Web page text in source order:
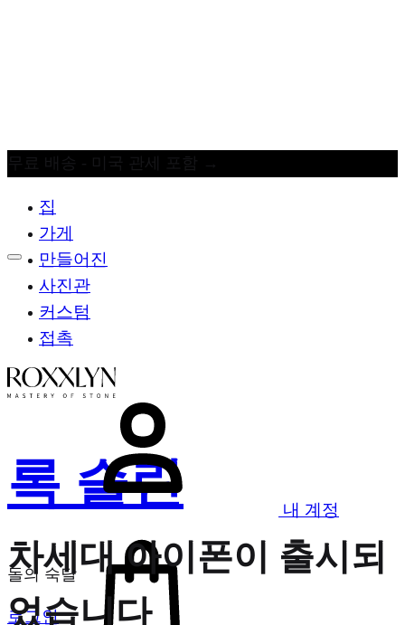
무료 배송 - 미국 관세 포함 →
집
가게
만들어진
사진관
커스텀
접촉
록 슬린
돌의 숙달
로그인
내 계정
차세대 아이폰이 출시되
었습니다